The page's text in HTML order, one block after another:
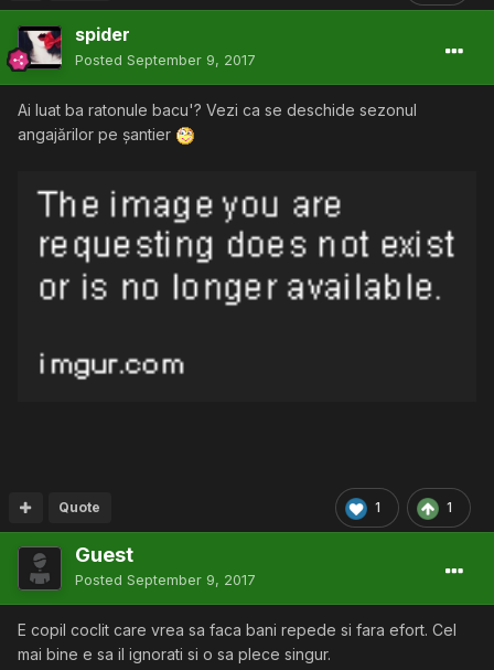
spider
Posted September 9, 2017
Ai luat ba ratonule bacu'? Vezi ca se deschide sezonul
angajărilor pe șantier
1 1
Quote
Guest
Posted September 9, 2017
E copil coclit care vrea sa faca bani repede si fara efort. Cel
mai bine e sa il ignorati si o sa plece singur.